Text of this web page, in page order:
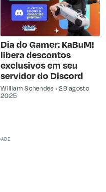
Dia do Gamer: KaBuM!
libera descontos
exclusivos em seu
servidor do Discord
William Schendes
29 agosto
2025